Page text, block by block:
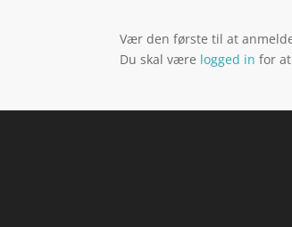
Vær den første til at
Du skal være logged in for